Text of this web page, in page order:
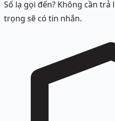
Số lạ gọi đến? Không cần trả
trọng sẽ có tin nhắn.